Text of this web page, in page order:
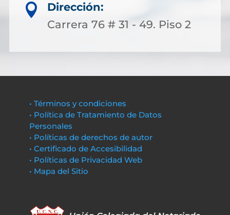

Dirección:
Carrera 76 # 31 - 49. Piso 2
• Términos y condiciones
• Política de Tratamiento de Datos
Personales
• Políticas de derechos de autor
• Certificado de Accesibilidad
• Políticas de Privacidad Web
• Mapa del Sitio